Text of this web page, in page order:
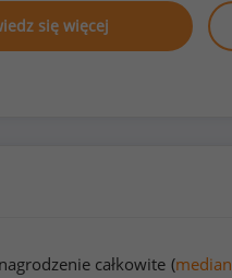
się więcej
całkowite (